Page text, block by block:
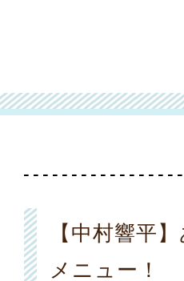
【中村響平
メニュー！